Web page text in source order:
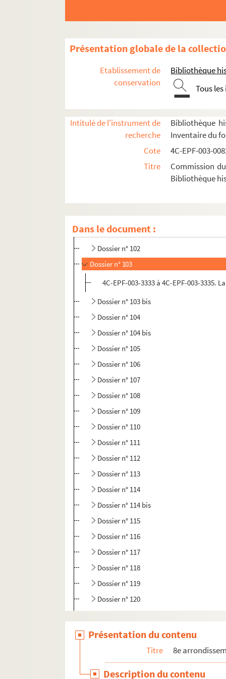
Présentation globale de la
Etablissement de
conservation
Bibliothèque
Tous
Intitulé de l'instrument de
recherche
Bibliothèque
Inventaire du
Cote
4C-EPF-003-
Titre
Commission
Bibliothèque
Dans le document :
Dossier n° 90
Dossier n° 92
Dossier n° 94
Dossier n° 95
Dossier n° 96
Dossier n° 99 bis
Dossier n° 100
Dossier n° 101
Dossier n° 102
Dossier n° 103
4C-EPF-003-3333 à 4C-EPF-003-
Dossier n° 103 bis
Dossier n° 104
Dossier n° 104 bis
Dossier n° 105
Dossier n° 106
Dossier n° 107
Dossier n° 108
Dossier n° 109
Dossier n° 110
Dossier n° 111
Dossier n° 112
Dossier n° 113
Dossier n° 114
Dossier n° 114 bis
Dossier n° 115
Dossier n° 116
Dossier n° 117
Dossier n° 118
Dossier n° 119
Dossier n° 120
Dossier n° 122
Dossier n° 124
Présentation du contenu
Titre 8e
Description du contenu